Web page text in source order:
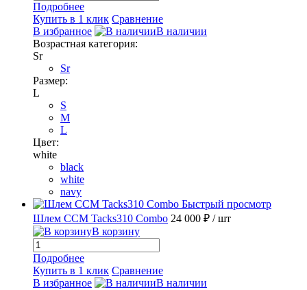
Подробнее
Купить в 1 клик Сравнение
В избранное
В наличии
Возрастная категория:
Sr
Sr
Размер:
L
S
M
L
Цвет:
white
black
white
navy
Быстрый просмотр
Шлем CCM Tacks310 Combo 24 000 ₽ / шт
В корзину
Подробнее
Купить в 1 клик Сравнение
В избранное
В наличии